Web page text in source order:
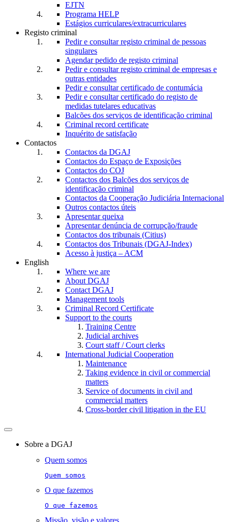
EJTN
Programa HELP
Estágios curriculares/extracurriculares
Registo criminal
Pedir e consultar registo criminal de pessoas
singulares
Agendar pedido de registo criminal
Pedir e consultar registo criminal de empresas e
outras entidades
Pedir e consultar certificado de contumácia
Pedir e consultar certificado do registo de
medidas tutelares educativas
Balcões dos serviços de identificação criminal
Criminal record certificate
Inquérito de satisfação
Contactos
Contactos da DGAJ
Contactos do Espaço de Exposições
Contactos do COJ
Contactos dos Balcões dos serviços de
identificação criminal
Contactos da Cooperação Judiciária Internacional
Outros contactos úteis
Apresentar queixa
Apresentar denúncia de corrupção/fraude
Contactos dos tribunais (Citius)
Contactos dos Tribunais (DGAJ-Index)
Acesso à justiça – ACM
English
Where we are
About DGAJ
Contact DGAJ
Management tools
Criminal Record Certificate
Support to the courts
Training Centre
Judicial archives
Court staff / Court clerks
International Judicial Cooperation
Maintenance
Taking evidence in civil or commercial
matters
Service of documents in civil and
commercial matters​​
Cross-border civil litigation in the EU
Toggle
navigationSobre a DGAJ
Quem somos
Quem somos
O que fazemos
O que fazemos
Missão, visão e valores